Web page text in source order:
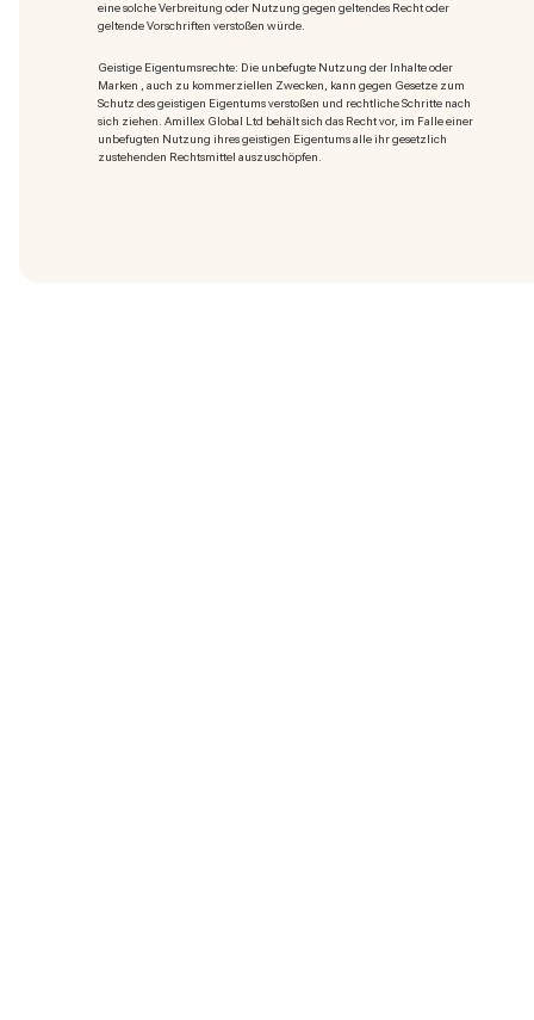
eine solche Verbreitung oder Nutzung gegen geltendes Recht oder
geltende Vorschriften verstoßen würde.
Geistige Eigentumsrechte: Die unbefugte Nutzung der Inhalte oder
Marken , auch zu kommerziellen Zwecken, kann gegen Gesetze zum
Schutz des geistigen Eigentums verstoßen und rechtliche Schritte nach
sich ziehen. Amillex Global Ltd behält sich das Recht vor, im Falle einer
unbefugten Nutzung ihres geistigen Eigentums alle ihr gesetzlich
zustehenden Rechtsmittel auszuschöpfen.